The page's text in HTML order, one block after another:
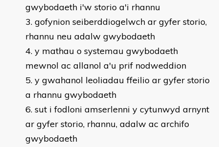
gwybodaeth i'w storio a'i rhannu
gofynion seiberddiogelwch ar gyfer storio,
rhannu neu adalw gwybodaeth
y mathau o systemau gwybodaeth
mewnol ac allanol a'u prif nodweddion
y gwahanol leoliadau ffeilio ar gyfer storio
a rhannu gwybodaeth
sut i fodloni amserlenni y cytunwyd arnynt
ar gyfer storio, rhannu, adalw ac archifo
gwybodaeth